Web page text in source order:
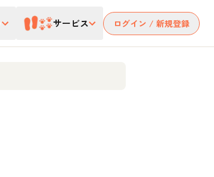
サービス ログイン / 新規登録